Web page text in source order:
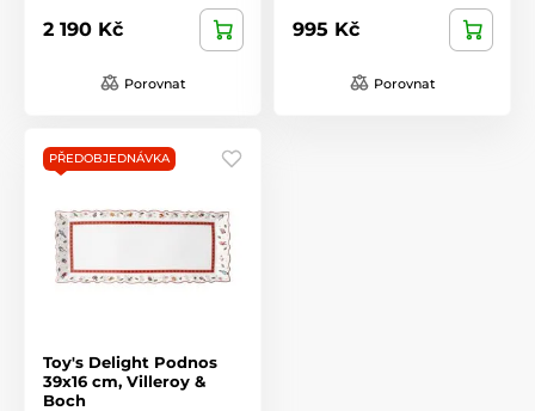
2 190 Kč
Porovnat
995 Kč
Porovnat
PŘEDOBJEDNÁVKA
Toy's Delight Podnos
39x16 cm, Villeroy &
Boch